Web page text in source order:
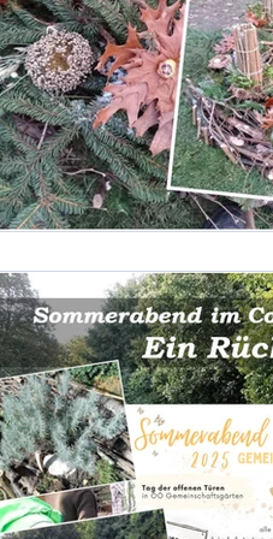
Gemeinschaftsgärten
Landwirte und Vereine um
Linzer Obstbaumgärten
Perma-Gemüse